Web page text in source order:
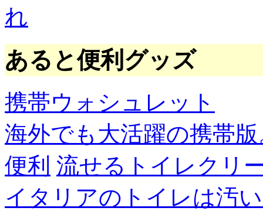
れ
あると便利グッズ
携帯ウォシュレット
海外でも大活躍の携帯
便利 流せるトイレクリ
イタリアのトイレは汚